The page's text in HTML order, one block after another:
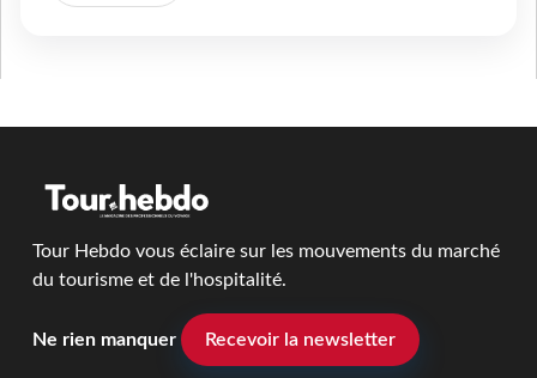
Tour Hebdo vous éclaire sur les mouvements du marché
du tourisme et de l'hospitalité.
Ne rien manquer Recevoir la newsletter